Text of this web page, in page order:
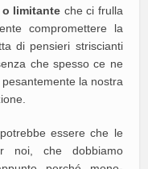
limitante che ci frulla
compromettere la
di pensieri striscianti
che spesso ce ne
la nostra
essere che le
noi, che dobbiamo